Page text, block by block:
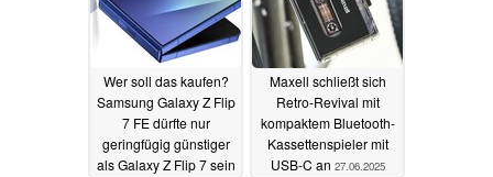
Wer soll das kaufen?
Samsung Galaxy Z Flip
7 FE dürfte nur
geringfügig günstiger
als Galaxy Z Flip 7 sein
Maxell schließt sich
Retro-Revival mit
kompaktem Bluetooth-
Kassettenspieler mit
USB-C an 27.06.2025